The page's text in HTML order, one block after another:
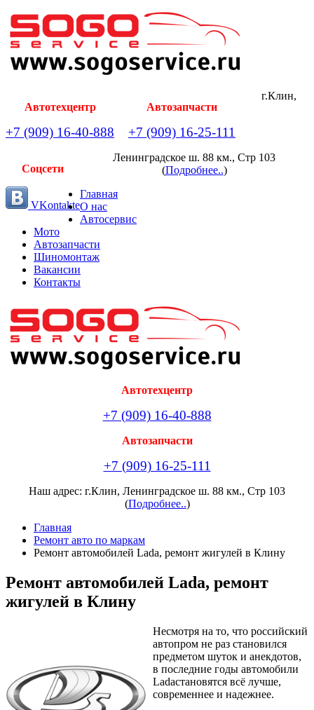
Автотехцентр
+7 (909) 16-40-888
Автозапчасти
+7 (909) 16-25-111
Соцсети
VKontakte
г.Клин,
Ленинградское ш. 88 км., Стр 103
(Подробнее..)
Главная
О нас
Автосервис
Мото
Автозапчасти
Шиномонтаж
Вакансии
Контакты
Автотехцентр
+7 (909) 16-40-888
Автозапчасти
+7 (909) 16-25-111
Наш адрес: г.Клин, Ленинградское ш. 88 км., Стр 103
(Подробнее..)
Главная
Ремонт авто по маркам
Ремонт автомобилей Lada, ремонт жигулей в Клину
Ремонт автомобилей Lada, ремонт
жигулей в Клину
Несмотря на то, что российский
автопром не раз становился
предметом шуток и анекдотов,
в последние годы автомобили
Ladaстановятся всё лучше,
современнее и надежнее.